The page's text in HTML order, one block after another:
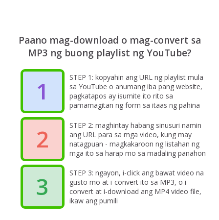
Paano mag-download o mag-convert sa
MP3 ng buong playlist ng YouTube?
1
STEP 1: kopyahin ang URL ng playlist mula
sa YouTube o anumang iba pang website,
pagkatapos ay isumite ito rito sa
pamamagitan ng form sa itaas ng pahina
2
STEP 2: maghintay habang sinusuri namin
ang URL para sa mga video, kung may
natagpuan - magkakaroon ng listahan ng
mga ito sa harap mo sa madaling panahon
3
STEP 3: ngayon, i-click ang bawat video na
gusto mo at i-convert ito sa MP3, o i-
convert at i-download ang MP4 video file,
ikaw ang pumili